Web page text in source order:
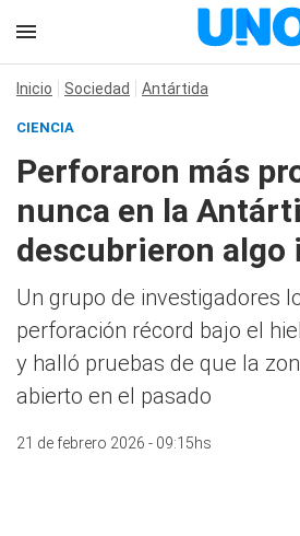
Inicio Sociedad Antártida
CIENCIA
Perforaron más
nunca en la
descubrieron algo
Un grupo de investigadores
perforación récord bajo el
y halló pruebas de que la
abierto en el pasado
21 de febrero 2026 - 09:15hs